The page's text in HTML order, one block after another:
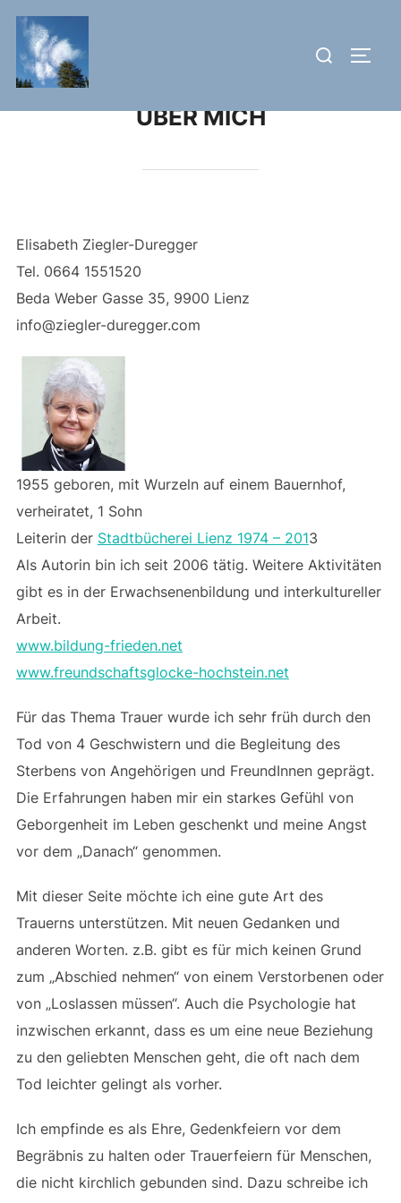
Skip
content
Search
ÜBER MICH
Elisabeth Ziegler-Duregger
Tel. 0664 1551520
Beda Weber Gasse 35, 9900 Lienz
info@ziegler-duregger.com
1955 geboren, mit Wurzeln auf einem Bauernhof,
verheiratet, 1 Sohn
Leiterin der Stadtbücherei Lienz 1974 – 2013
Als Autorin bin ich seit 2006 tätig. Weitere Aktivitäten
gibt es in der Erwachsenenbildung und interkultureller
Arbeit.
www.bildung-frieden.net
www.freundschaftsglocke-hochstein.net
Für das Thema Trauer wurde ich sehr früh durch den
Tod von 4 Geschwistern und die Begleitung des
Sterbens von Angehörigen und FreundInnen geprägt.
Die Erfahrungen haben mir ein starkes Gefühl von
Geborgenheit im Leben geschenkt und meine Angst
vor dem „Danach“ genommen.
Mit dieser Seite möchte ich eine gute Art des
Trauerns unterstützen. Mit neuen Gedanken und
anderen Worten. z.B. gibt es für mich keinen Grund
zum „Abschied nehmen“ von einem Verstorbenen oder
von „Loslassen müssen“. Auch die Psychologie hat
inzwischen erkannt, dass es um eine neue Beziehung
zu den geliebten Menschen geht, die oft nach dem
Tod leichter gelingt als vorher.
Ich empfinde es als Ehre, Gedenkfeiern vor dem
Begräbnis zu halten oder Trauerfeiern für Menschen,
die nicht kirchlich gebunden sind. Dazu schreibe ich